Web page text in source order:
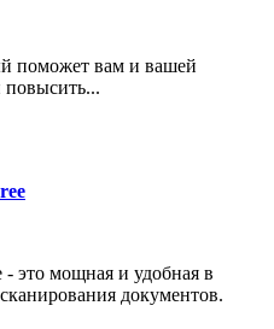
поможет вам и вашей
повысить...
- это мощная и удобная в
документов.